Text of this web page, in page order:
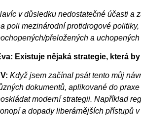
v důsledku nedostatečné účasti a
poli mezinárodní protidrogové
přeložených a uchopených
Existuje nějaká strategie, která
Když jsem začínal psát tento můj
dokumentů, aplikované do
moderní strategii. Například
a dopady liberárnějších přístupů